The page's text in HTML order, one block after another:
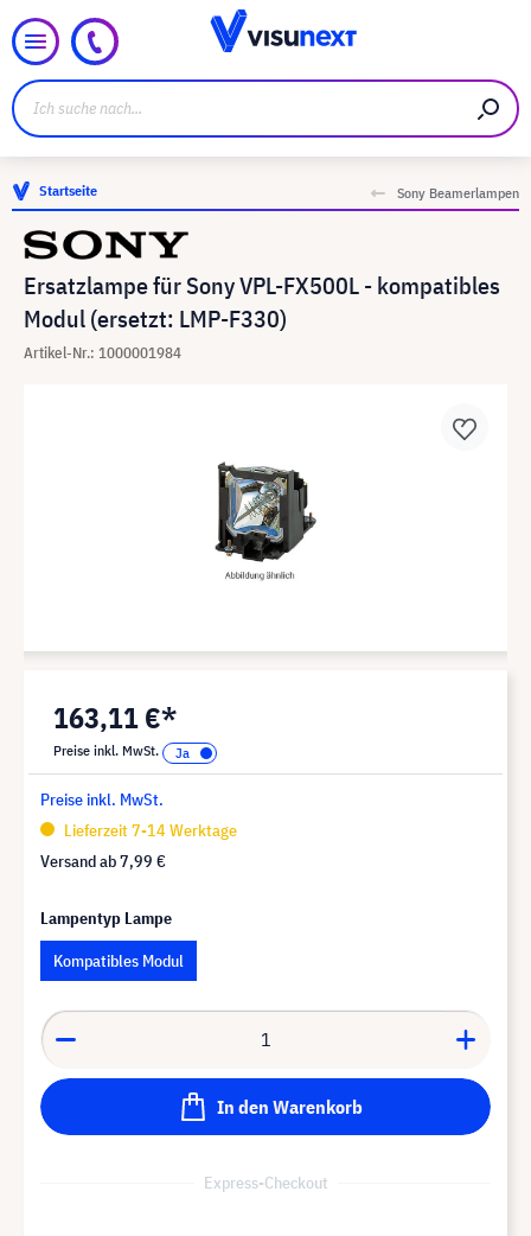
Startseite Sony Beamerlampen
Ersatzlampe für Sony VPL-FX500L - kompatibles
Modul (ersetzt: LMP-F330)
Artikel-Nr.: 1000001984
163,11 €*
Preise inkl. MwSt.
Preise inkl. MwSt.
Lieferzeit 7-14 Werktage
Versand ab7,99 €
Lampentyp Lampe
Kompatibles Modul
In den Warenkorb
Express-Checkout